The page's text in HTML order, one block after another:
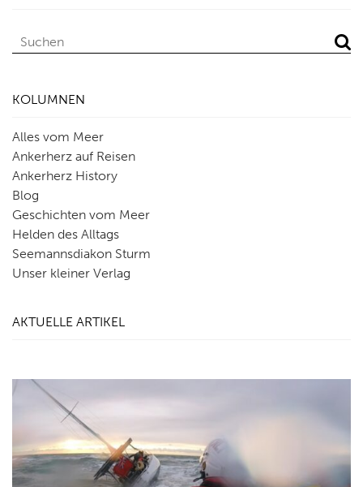
KOLUMNEN
Alles vom Meer
Ankerherz auf Reisen
Ankerherz History
Blog
Geschichten vom Meer
Helden des Alltags
Seemannsdiakon Sturm
Unser kleiner Verlag
AKTUELLE ARTIKEL